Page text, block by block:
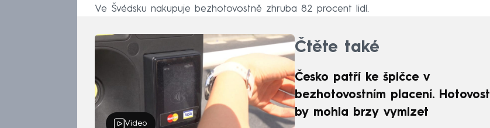
Ve Švédsku nakupuje bezhotovostně zhruba 82 procent lidí.
Video
Čtěte také
Česko patří ke špičce v
bezhotovostním placení. Hotovost
by mohla brzy vymizet